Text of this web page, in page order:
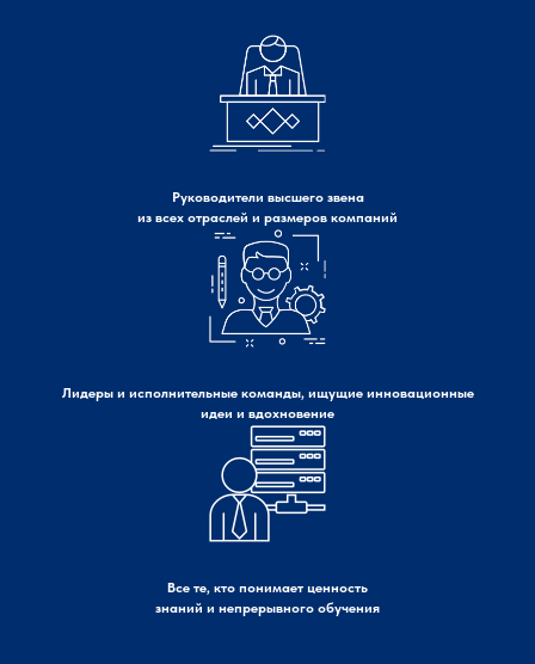
Руководители высшего звена
из всех отраслей и размеров компаний
Лидеры и исполнительные команды, ищущие инновационные
идеи и вдохновение
Все те, кто понимает ценность
знаний и непрерывного обучения